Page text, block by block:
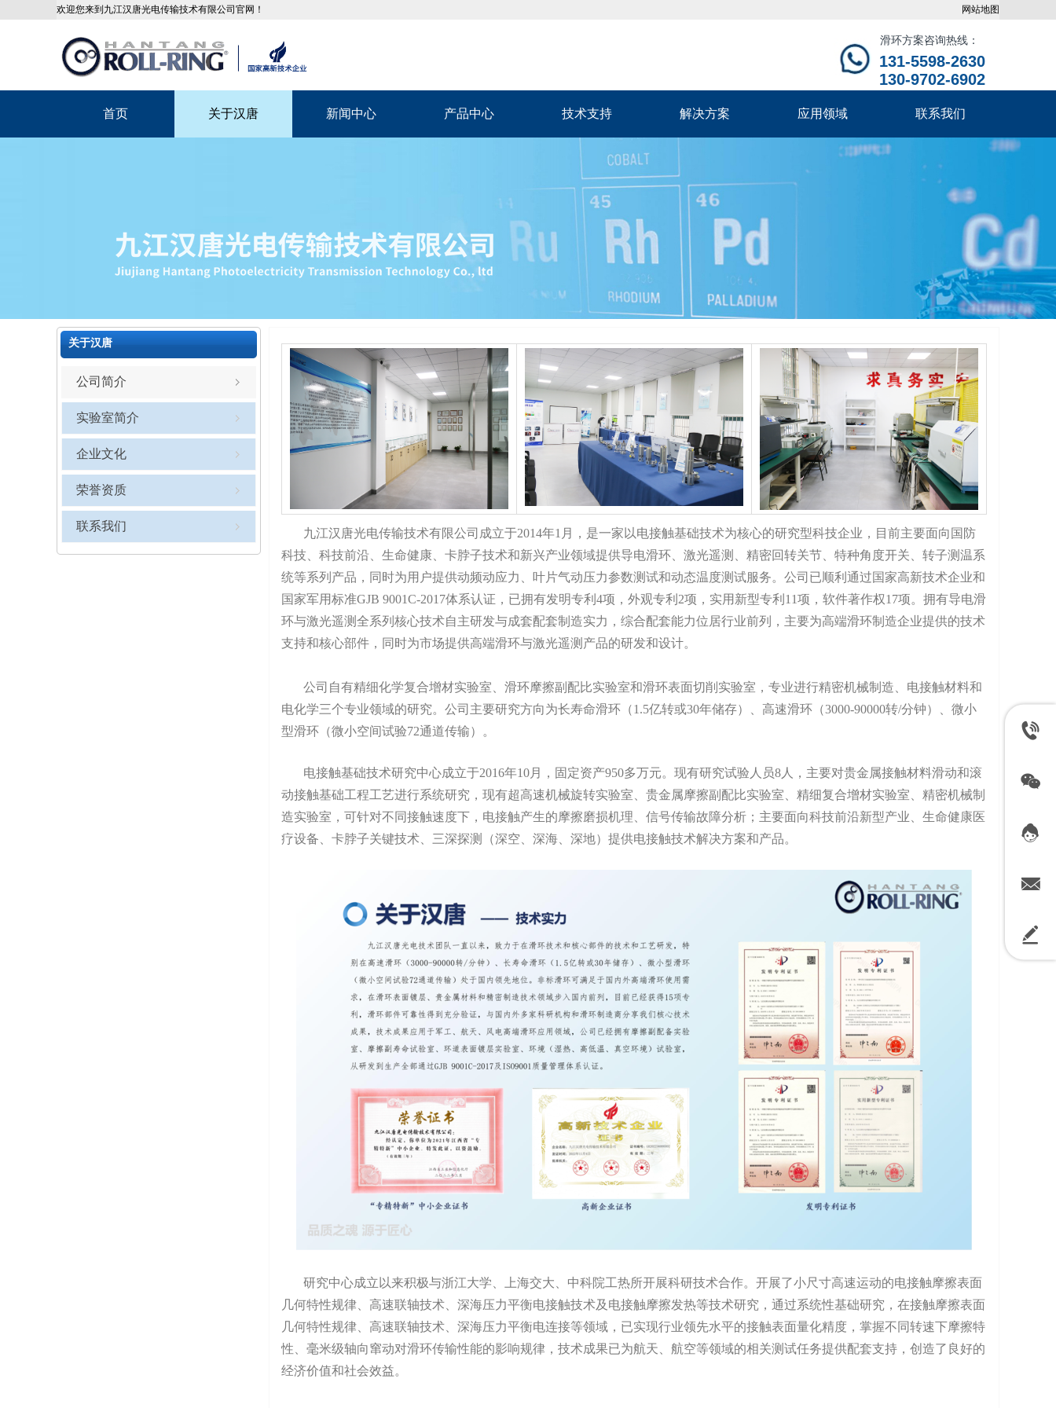
131-5598-2630
130-9702-6902
滑环方案咨询热线：
欢迎您来到九江汉唐光电传输技术有限公司官网！ 网站地图
首页 关于汉唐 新闻中心 产品中心 技术支持 解决方案 应用领域 联系我们
关于汉唐
公司简介
实验室简介
企业文化
荣誉资质
联系我们
九江汉唐光电传输技术有限公司成立于2014年1月，是一家以电接触基础技术为核心的研究型科技企业，目前主要面向国防
科技、科技前沿、生命健康、卡脖子技术和新兴产业领域提供导电滑环、激光遥测、精密回转关节、特种角度开关、转子测温系
统等系列产品，同时为用户提供动频动应力、叶片气动压力参数测试和动态温度测试服务。公司已顺利通过国家高新技术企业和
国家军用标准GJB 9001C-2017体系认证，已拥有发明专利4项，外观专利2项，实用新型专利11项，软件著作权17项。拥有导电滑
环与激光遥测全系列核心技术自主研发与成套配套制造实力，综合配套能力位居行业前列，主要为高端滑环制造企业提供的技术
支持和核心部件，同时为市场提供高端滑环与激光遥测产品的研发和设计。
公司自有精细化学复合增材实验室、滑环摩擦副配比实验室和滑环表面切削实验室，专业进行精密机械制造、电接触材料和
电化学三个专业领域的研究。公司主要研究方向为长寿命滑环（1.5亿转或30年储存）、高速滑环（3000-90000转/分钟）、微小
型滑环（微小空间试验72通道传输）。
电接触基础技术研究中心成立于2016年10月，固定资产950多万元。现有研究试验人员8人，主要对贵金属接触材料滑动和滚
动接触基础工程工艺进行系统研究，现有超高速机械旋转实验室、贵金属摩擦副配比实验室、精细复合增材实验室、精密机械制
造实验室，可针对不同接触速度下，电接触产生的摩擦磨损机理、信号传输故障分析；主要面向科技前沿新型产业、生命健康医
疗设备、卡脖子关键技术、三深探测（深空、深海、深地）提供电接触技术解决方案和产品。
研究中心成立以来积极与浙江大学、上海交大、中科院工热所开展科研技术合作。开展了小尺寸高速运动的电接触摩擦表面
几何特性规律、高速联轴技术、深海压力平衡电接触技术及电接触摩擦发热等技术研究，通过系统性基础研究，在接触摩擦表面
几何特性规律、高速联轴技术、深海压力平衡电连接等领域，已实现行业领先水平的接触表面量化精度，掌握不同转速下摩擦特
性、毫米级轴向窜动对滑环传输性能的影响规律，技术成果已为航天、航空等领域的相关测试任务提供配套支持，创造了良好的
经济价值和社会效益。